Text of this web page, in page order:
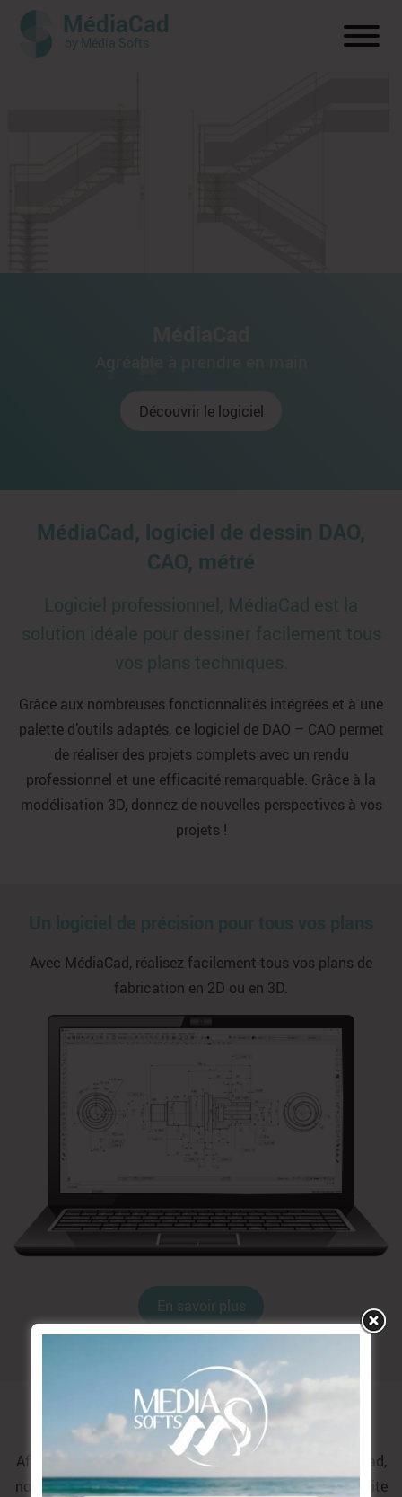
MédiaCad
by Média Softs
Découvrir le logiciel
MédiaCad, logiciel de dessin DAO,
CAO, métré
Logiciel professionnel, MédiaCad est la
solution idéale pour dessiner facilement tous
vos plans techniques.
Grâce aux nombreuses fonctionnalités intégrées et à une
palette d’outils adaptés, ce logiciel de DAO – CAO permet
de réaliser des projets complets avec un rendu
professionnel et une efficacité remarquable. Grâce à la
modélisation 3D, donnez de nouvelles perspectives à vos
projets !
Un logiciel de précision pour tous vos plans
Avec MédiaCad, réalisez facilement tous vos plans de
fabrication en 2D ou en 3D.
En savoir plus
Une prise en main facilitée
Afin de vous accompagner dans l’utilisation de MédiaCad,
nous vous proposons des formations individuelles, sur site